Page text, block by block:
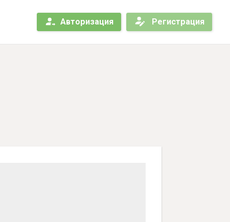
Авторизация Регистрация